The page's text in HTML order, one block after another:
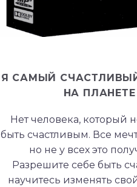
Я САМЫЙ
НА ПЛАНЕТЕ
Нет человека, который
быть счастливым. Все
но не у всех это
Разрешите себе быть
научитесь изменять